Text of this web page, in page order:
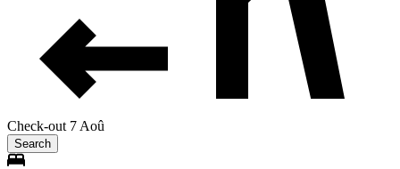
Check-out 7 Aoû
Search